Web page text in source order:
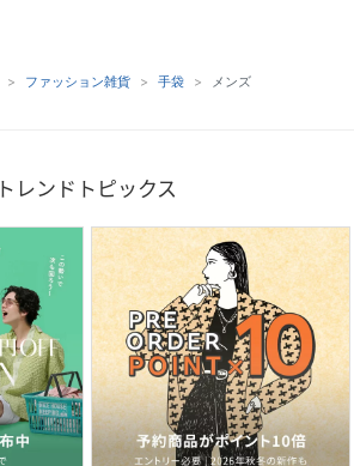
ファッション雑貨 手袋 メンズ
トレンドトピックス